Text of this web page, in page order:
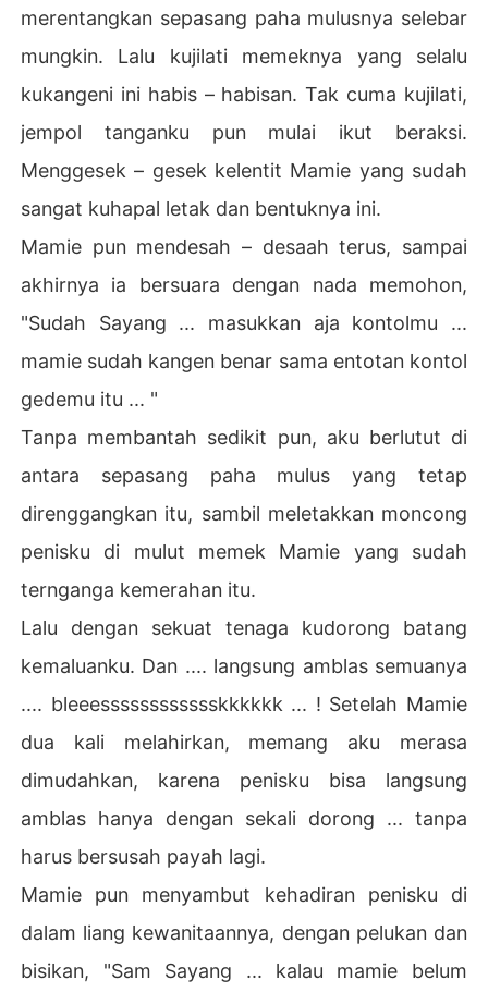
merentangkan sepasang paha mulusnya selebar
mungkin. Lalu kujilati memeknya yang selalu
kukangeni ini habis – habisan. Tak cuma kujilati,
jempol tanganku pun mulai ikut beraksi.
Menggesek – gesek kelentit Mamie yang sudah
sangat kuhapal letak dan bentuknya ini.
Mamie pun mendesah – desaah terus, sampai
akhirnya ia bersuara dengan nada memohon,
"Sudah Sayang ... masukkan aja kontolmu ...
mamie sudah kangen benar sama entotan kontol
gedemu itu ... "
Tanpa membantah sedikit pun, aku berlutut di
antara sepasang paha mulus yang tetap
direnggangkan itu, sambil meletakkan moncong
penisku di mulut memek Mamie yang sudah
ternganga kemerahan itu.
Lalu dengan sekuat tenaga kudorong batang
kemaluanku. Dan .... langsung amblas semuanya
.... bleeesssssssssssskkkkkk ... ! Setelah Mamie
dua kali melahirkan, memang aku merasa
dimudahkan, karena penisku bisa langsung
amblas hanya dengan sekali dorong ... tanpa
harus bersusah payah lagi.
Mamie pun menyambut kehadiran penisku di
dalam liang kewanitaannya, dengan pelukan dan
bisikan, "Sam Sayang ... kalau mamie belum